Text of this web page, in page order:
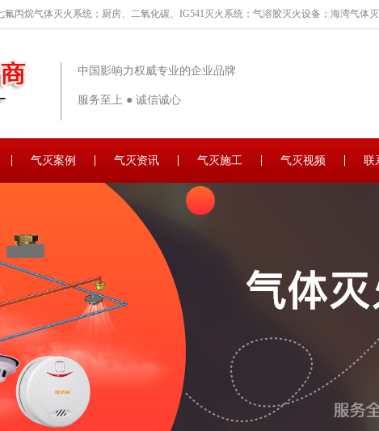
丙烷气体灭火系统；厨房、二氧化碳、IG541灭火系统；气溶胶灭火设备；海湾气体
中国影响力权威专业的企业品牌
服务至上 ● 诚信诚心
气灭案例 气灭资讯 气灭施工 气灭视频 联